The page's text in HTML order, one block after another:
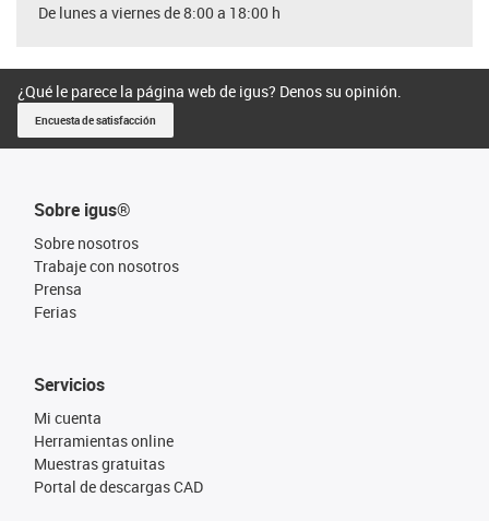
De lunes a viernes de 8:00 a 18:00 h
¿Qué le parece la página web de igus? Denos su opinión.
Encuesta de satisfacción
Sobre igus®
Sobre nosotros
Trabaje con nosotros
Prensa
Ferias
Servicios
Mi cuenta
Herramientas online
Muestras gratuitas
Portal de descargas CAD